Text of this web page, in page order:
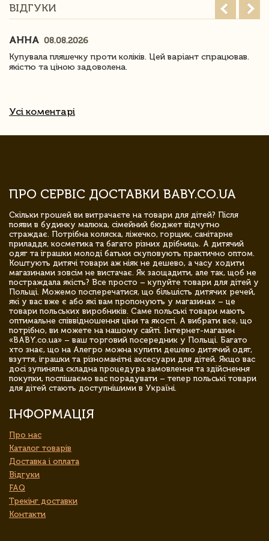
ВІДГУКИ
АННА 08.08.2026
Купувала пляшечку проти коліків. Цей варіант спрацював.
якістю та ціною задоволена.
Усі коментарі
ПРО СЕРВІС ДОСТАВКИ BABY.CO.UA
Скільки грошей ви витрачаєте на товари для дітей? Після
появи в будинку малюка, сімейний бюджет відчутно
страждає. Потрібна коляска, ліжечко, горщик, санітарне
приладдя, косметика та багато різних дрібниць. А дитячий
одяг та іграшки молоді батьки скуповують практично оптом.
Коштують дитячі товари аж ніяк не дешево, а часу ходити
магазинами зовсім не вистачає. Як заощадити, але так, щоб не
постраждала якість? Все просто – купуйте товари для дітей у
Польщі. Можемо посперечатися, що більшість дитячих речей,
які у вас вже є або які вам пропонують у магазинах – це
товари польських виробників. Саме польські товари мають
оптимальне співвідношення ціни та якості. А вибрати все, що
потрібно, ви можете на нашому сайті. Інтернет-магазин
«BABY.co.ua» – ваш торговий посередник у Польщі. Багато
хто знає, що на Алегро можна купити дешево дитячий одяг,
взуття, іграшки та різноманітні аксесуари для дітей. Якщо вас
досі зупиняла складна процедура замовлення та здійснення
покупки, поспішаємо вас порадувати – тепер польські товари
для дітей стають доступнішими в Україні.
ІНФОРМАЦІЯ
Про нас
Каталог товарів
Доставка і оплата
Відгуки
FAQ
Трекінг доставки
Контакти